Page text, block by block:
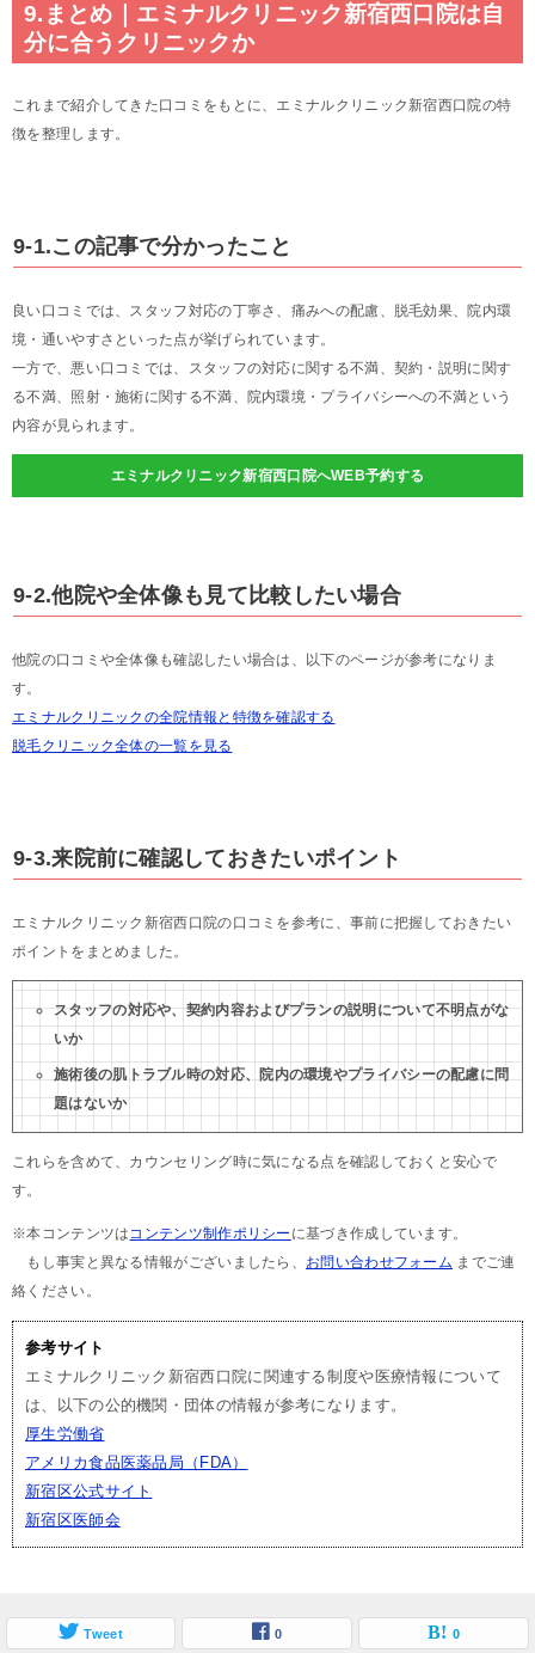
9.まとめ｜エミナルクリニック新宿西口院は自
分に合うクリニックか
これまで紹介してきた口コミをもとに、エミナルクリニック新宿西口院の特
徴を整理します。
9-1.この記事で分かったこと
良い口コミでは、スタッフ対応の丁寧さ、痛みへの配慮、脱毛効果、院内環
境・通いやすさといった点が挙げられています。
一方で、悪い口コミでは、スタッフの対応に関する不満、契約・説明に関す
る不満、照射・施術に関する不満、院内環境・プライバシーへの不満という
内容が見られます。
エミナルクリニック新宿西口院へWEB予約する
9-2.他院や全体像も見て比較したい場合
他院の口コミや全体像も確認したい場合は、以下のページが参考になりま
す。
エミナルクリニックの全院情報と特徴を確認する
脱毛クリニック全体の一覧を見る
9-3.来院前に確認しておきたいポイント
エミナルクリニック新宿西口院の口コミを参考に、事前に把握しておきたい
ポイントをまとめました。
スタッフの対応や、契約内容およびプランの説明について不明点がな
いか
施術後の肌トラブル時の対応、院内の環境やプライバシーの配慮に問
題はないか
これらを含めて、カウンセリング時に気になる点を確認しておくと安心で
す。
※本コンテンツはコンテンツ制作ポリシー に基づき作成しています。
もし事実と異なる情報がございましたら、 お問い合わせフォーム までご連
絡ください。
参考サイト
エミナルクリニック新宿西口院に関連する制度や医療情報について
は、以下の公的機関・団体の情報が参考になります。
厚生労働省
アメリカ食品医薬品局（FDA）
新宿区公式サイト
新宿区医師会
Tweet 0 0